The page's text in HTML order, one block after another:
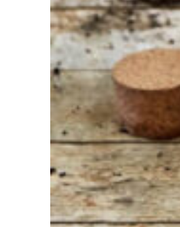
Schroom je
niet om even
te bellen of een
wanneer je een
Dan zullen wij
mogelijk jouw
beantwoorden.